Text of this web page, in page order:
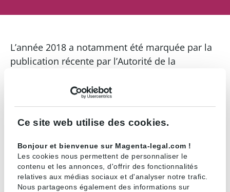
Ce site web utilise des cookies.
Bonjour et bienvenue sur Magenta-legal.com !
Les cookies nous permettent de personnaliser le
contenu et les annonces, d'offrir des fonctionnalités
relatives aux médias sociaux et d'analyser notre trafic.
Nous partageons également des informations sur
L’année 2018 a notamment été marquée par la
publication récente par l’Autorité de la
procédure de transaction, ou encore par la saga
des arrêts Coty concernant la revente sur
internet de produits de luxe. Nous avons
qu’il nous semble important de retenir pour
l’année 2018.
Pour en savoir plus…